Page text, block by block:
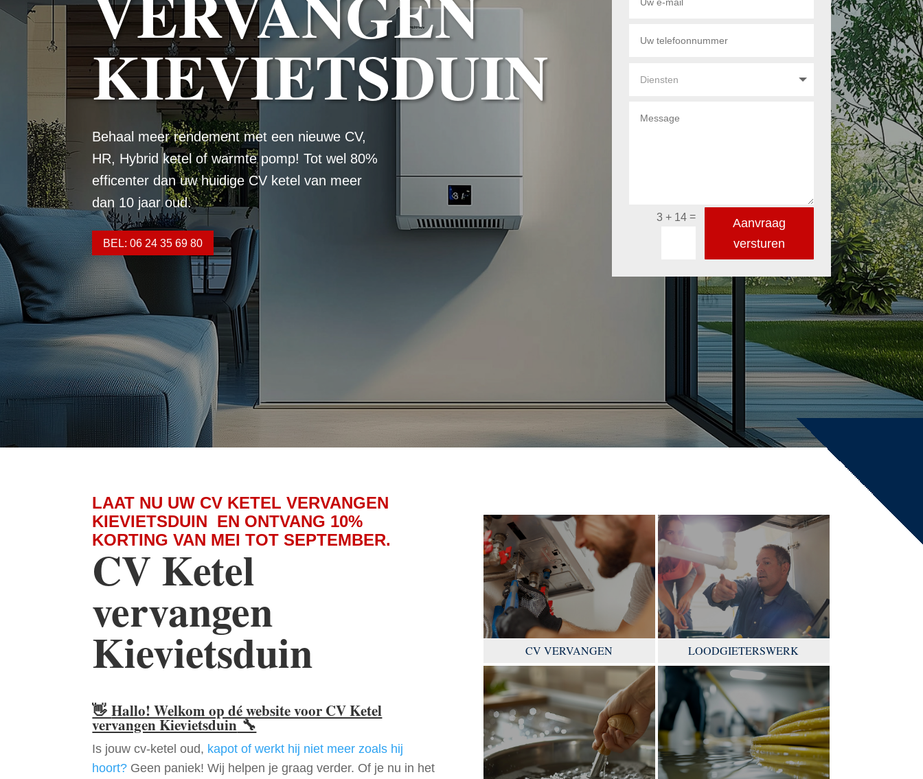
KIEVIETSDUIN
Behaal meer rendement met een nieuwe CV,
HR, Hybrid ketel of warmte pomp! Tot wel 80%
efficenter dan uw huidige CV ketel van meer
dan 10 jaar oud.
BEL: 06 24 35 69 80
3 + 14=
Aanvraag
versturen
LAAT NU UW CV KETEL VERVANGEN
KIEVIETSDUIN EN ONTVANG 10%
KORTING VAN MEI TOT SEPTEMBER.
CV Ketel
vervangen
Kievietsduin
👋Hallo! Welkom op dé website voor CV Ketel
vervangen Kievietsduin🔧
Is jouw cv-ketel oud, kapot of werkt hij niet meer zoals hij
hoort? Geen paniek! Wij helpen je graag verder. Of je nu in het
CV VERVANGEN LOODGIETERSWERK